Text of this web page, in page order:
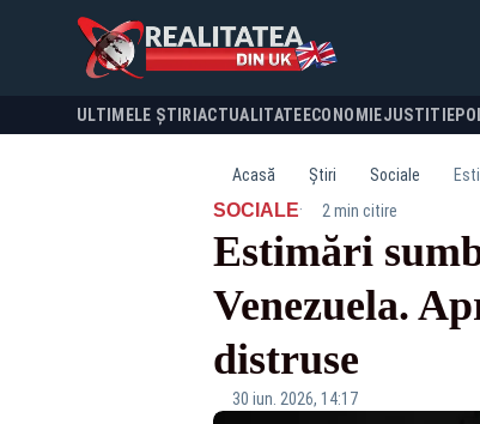
ULTIMELE ȘTIRI ACTUALITATE ECONOMIEJUSTITIE
Acasă Știri Sociale
SOCIALE· 2 min citire
Estimări
Venezuela.
distruse
30 iun. 2026, 14:17